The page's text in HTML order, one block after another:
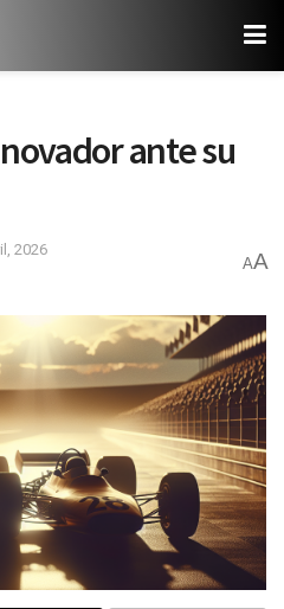
ante su
2026
AA